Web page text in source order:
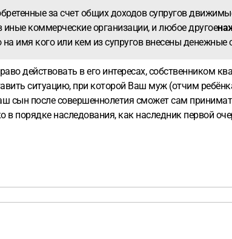
за счет общих доходов супругов
коммерческие организации, и любое другое
имя кого или кем из супругов внесены денежные
действовать в его интересах, собственником
ситуацию, при которой Ваш муж (отчим
сын после совершеннолетия сможет сам
в порядке наследования, как наследник первой